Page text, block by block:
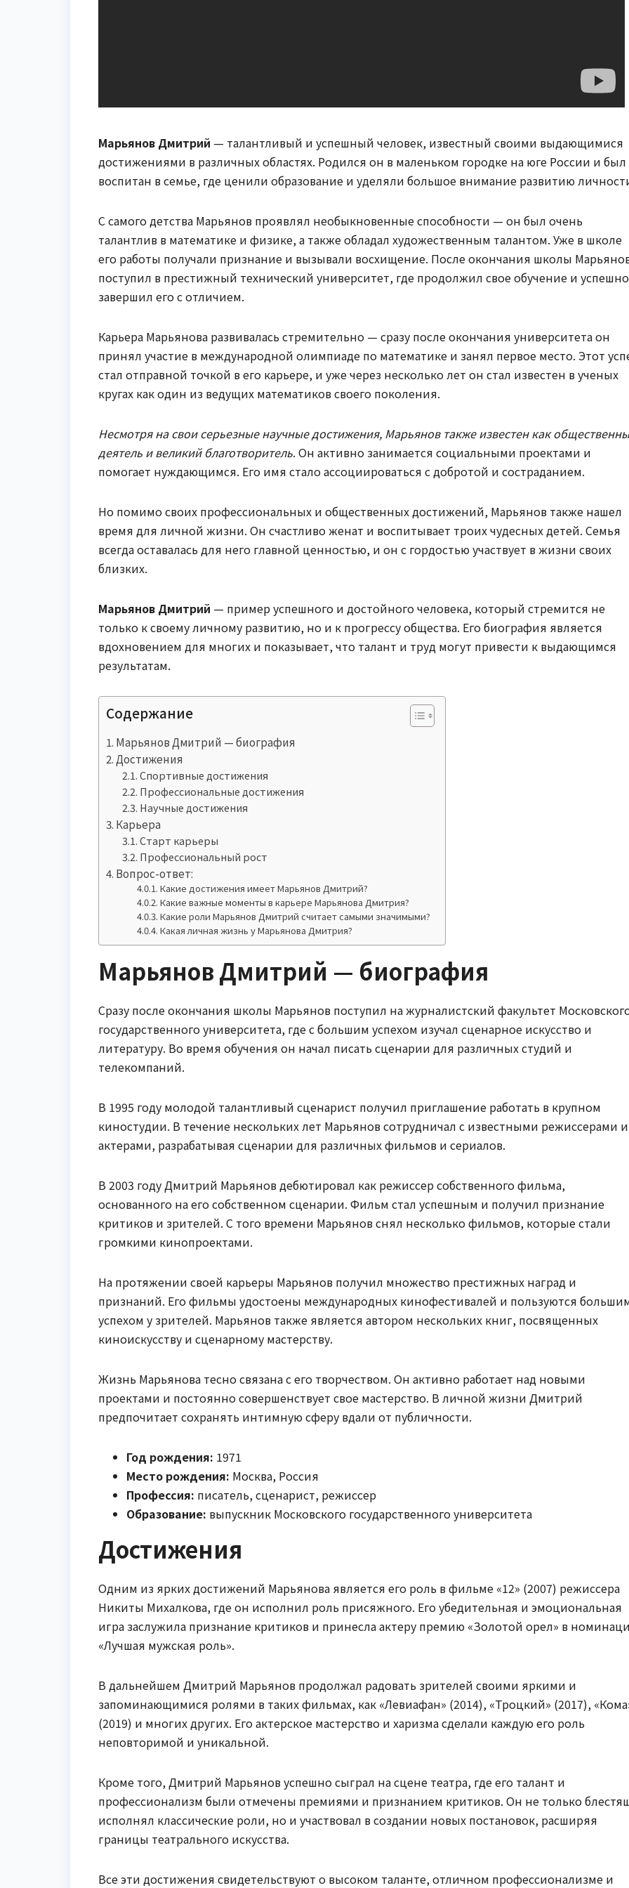
Марьянов Дмитрий — талантливый и успешный человек, известный своими выдающимися
достижениями в различных областях. Родился он в маленьком городке на юге России и был
воспитан в семье, где ценили образование и уделяли большое внимание развитию
C самого детства Марьянов проявлял необыкновенные способности — он был очень
талантлив в математике и физике, а также обладал художественным талантом. Уже в школе
его работы получали признание и вызывали восхищение. После окончания школы
поступил в престижный технический университет, где продолжил свое обучение и успешно
завершил его с отличием.
Карьера Марьянова развивалась стремительно — сразу после окончания университета он
принял участие в международной олимпиаде по математике и занял первое место. Этот
стал отправной точкой в его карьере, и уже через несколько лет он стал известен в ученых
кругах как один из ведущих математиков своего поколения.
Несмотря на свои серьезные научные достижения, Марьянов также известен как
деятель и великий благотворитель. Он активно занимается социальными проектами и
помогает нуждающимся. Его имя стало ассоциироваться с добротой и состраданием.
Но помимо своих профессиональных и общественных достижений, Марьянов также нашел
время для личной жизни. Он счастливо женат и воспитывает троих чудесных детей. Семья
всегда оставалась для него главной ценностью, и он с гордостью участвует в жизни своих
близких.
Марьянов Дмитрий — пример успешного и достойного человека, который стремится не
только к своему личному развитию, но и к прогрессу общества. Его биография является
вдохновением для многих и показывает, что талант и труд могут привести к выдающимся
результатам.
Содержание
Марьянов Дмитрий — биография
Достижения
Спортивные достижения
Профессиональные достижения
Научные достижения
Карьера
Старт карьеры
Профессиональный рост
Вопрос-ответ:
Какие достижения имеет Марьянов Дмитрий?
Какие важные моменты в карьере Марьянова Дмитрия?
Какие роли Марьянов Дмитрий считает самыми значимыми?
Какая личная жизнь у Марьянова Дмитрия?
Марьянов Дмитрий — биография
Сразу после окончания школы Марьянов поступил на журналистский факультет
государственного университета, где с большим успехом изучал сценарное искусство и
литературу. Во время обучения он начал писать сценарии для различных студий и
телекомпаний.
В 1995 году молодой талантливый сценарист получил приглашение работать в крупном
киностудии. В течение нескольких лет Марьянов сотрудничал с известными режиссерами и
актерами, разрабатывая сценарии для различных фильмов и сериалов.
В 2003 году Дмитрий Марьянов дебютировал как режиссер собственного фильма,
основанного на его собственном сценарии. Фильм стал успешным и получил признание
критиков и зрителей. С того времени Марьянов снял несколько фильмов, которые стали
громкими кинопроектами.
На протяжении своей карьеры Марьянов получил множество престижных наград и
признаний. Его фильмы удостоены международных кинофестивалей и пользуются
успехом у зрителей. Марьянов также является автором нескольких книг, посвященных
киноискусству и сценарному мастерству.
Жизнь Марьянова тесно связана с его творчеством. Он активно работает над новыми
проектами и постоянно совершенствует свое мастерство. В личной жизни Дмитрий
предпочитает сохранять интимную сферу вдали от публичности.
Год рождения: 1971
Место рождения: Москва, Россия
Профессия: писатель, сценарист, режиссер
Образование: выпускник Московского государственного университета
Достижения
Одним из ярких достижений Марьянова является его роль в фильме «12» (2007) режиссера
Никиты Михалкова, где он исполнил роль присяжного. Его убедительная и эмоциональная
игра заслужила признание критиков и принесла актеру премию «Золотой орел» в
«Лучшая мужская роль».
В дальнейшем Дмитрий Марьянов продолжал радовать зрителей своими яркими и
запоминающимися ролями в таких фильмах, как «Левиафан» (2014), «Троцкий» (2017),
(2019) и многих других. Его актерское мастерство и харизма сделали каждую его роль
неповторимой и уникальной.
Кроме того, Дмитрий Марьянов успешно сыграл на сцене театра, где его талант и
профессионализм были отмечены премиями и признанием критиков. Он не только
исполнял классические роли, но и участвовал в создании новых постановок, расширяя
границы театрального искусства.
Все эти достижения свидетельствуют о высоком таланте, отличном профессионализме и